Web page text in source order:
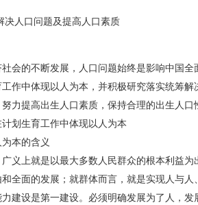
决人口问题及提高人口素质
的不断发展，人口问题始终是影响中国全
作中体现以人为本，并积极研究落实统筹
力提高出生人口素质，保持合理的出生人口
生育工作中体现以人为本
本的含义
上就是以最大多数人民群众的根本利益为
全面的发展；就群体而言，就是实现人与
建设是第一建设。必须明确发展为了人，